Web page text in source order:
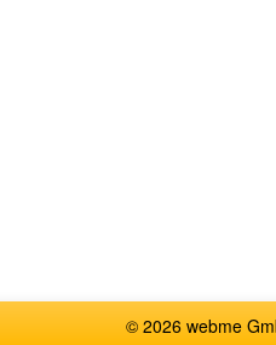
© 2026 webme